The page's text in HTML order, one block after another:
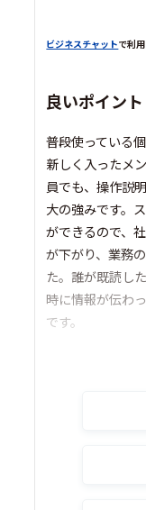
ビジネスチャットで利用
良いポイント
普段使っている
新しく入ったメ
員でも、操作説
大の強みです。
ができるので、
が下がり、業務
た。誰が既読し
時に情報が伝わ
です。